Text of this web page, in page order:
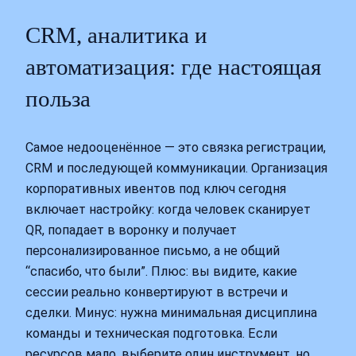
CRM, аналитика и
автоматизация: где настоящая
польза
Самое недооценённое — это связка регистрации,
CRM и последующей коммуникации. Организация
корпоративных ивентов под ключ сегодня
включает настройку: когда человек сканирует
QR, попадает в воронку и получает
персонализированное письмо, а не общий
“спасибо, что были”. Плюс: вы видите, какие
сессии реально конвертируют в встречи и
сделки. Минус: нужна минимальная дисциплина
команды и техническая подготовка. Если